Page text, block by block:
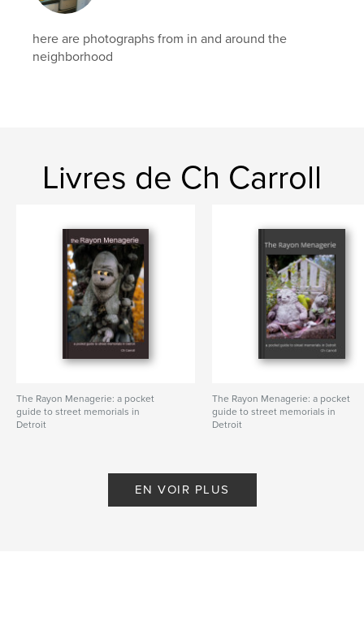
here are photographs from in and around the
neighborhood
Livres de Ch Carroll
The Rayon Menagerie: a pocket
guide to street memorials in
Detroit
The Rayon Menagerie: a pocket
guide to street memorials in
Detroit
EN VOIR PLUS